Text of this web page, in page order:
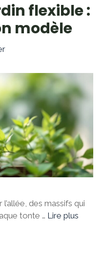
flexible :
modèle
des massifs qui
tonte … Lire plus